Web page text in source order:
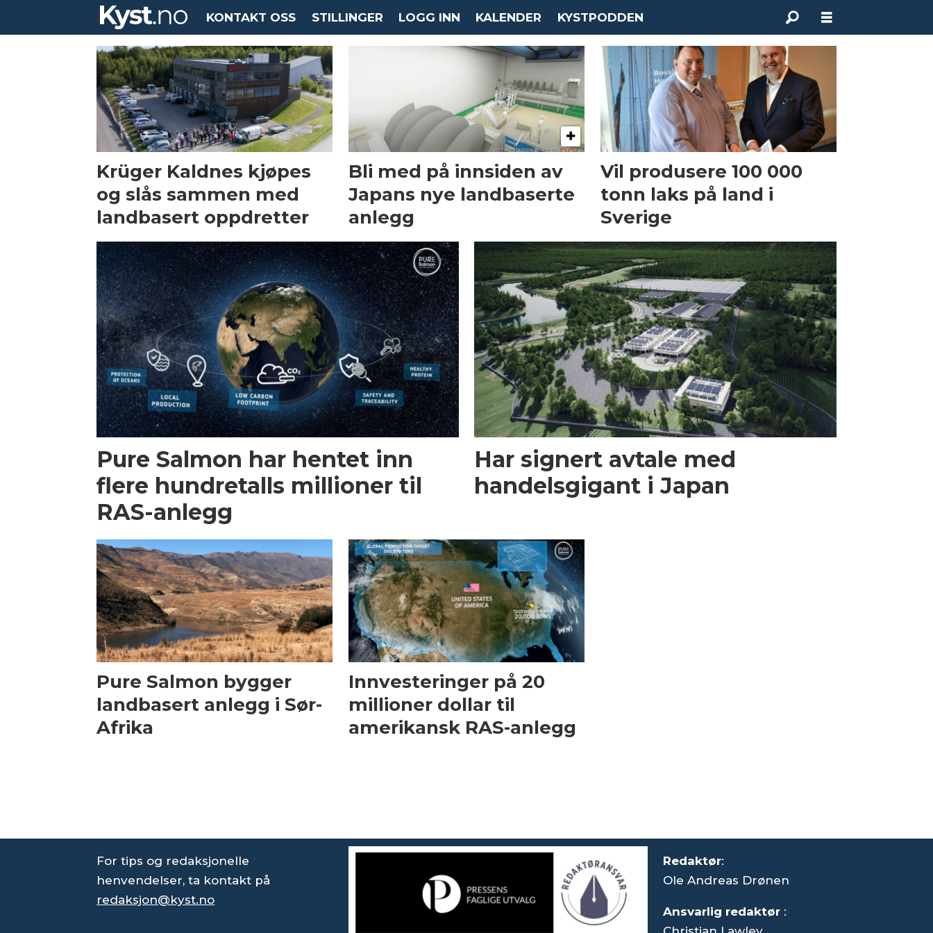
KONTAKT OSS STILLINGER LOGG INN KALENDER KYSTPODDEN
salmon
Krüger Kaldnes kjøpes
og slås sammen med
landbasert oppdretter
Bli med på innsiden av
Japans nye landbaserte
anlegg
Vil produsere 100 000
tonn laks på land i
Sverige
Pure Salmon har hentet inn
flere hundretalls millioner til
RAS-anlegg
Har signert avtale med
handelsgigant i Japan
Pure Salmon bygger
landbasert anlegg i Sør-
Afrika
Innvesteringer på 20
millioner dollar til
amerikansk RAS-anlegg
For tips og redaksjonelle
henvendelser, ta kontakt på
redaksjon@kyst.no
Redaktør:
Ole Andreas Drønen
Ansvarlig redaktør :